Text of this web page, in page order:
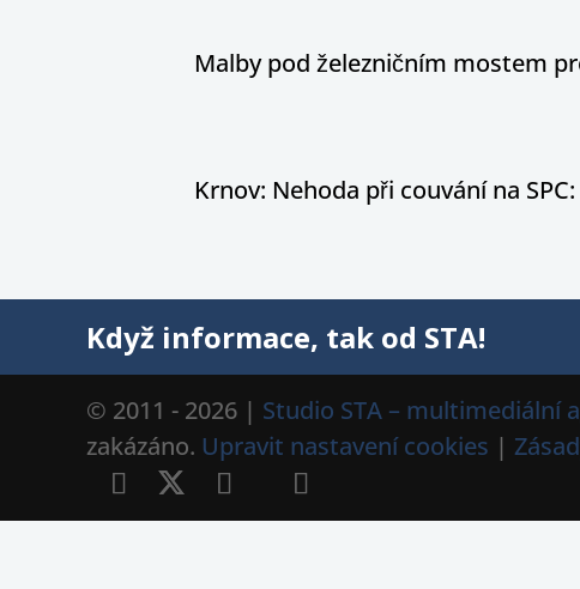
Malby pod železničním mostem
Krnov: Nehoda při couvání na
Když informace, tak od STA!
© 2011 - 2026 | Studio STA – multimediální
zakázáno. Upravit nastavení cookies |